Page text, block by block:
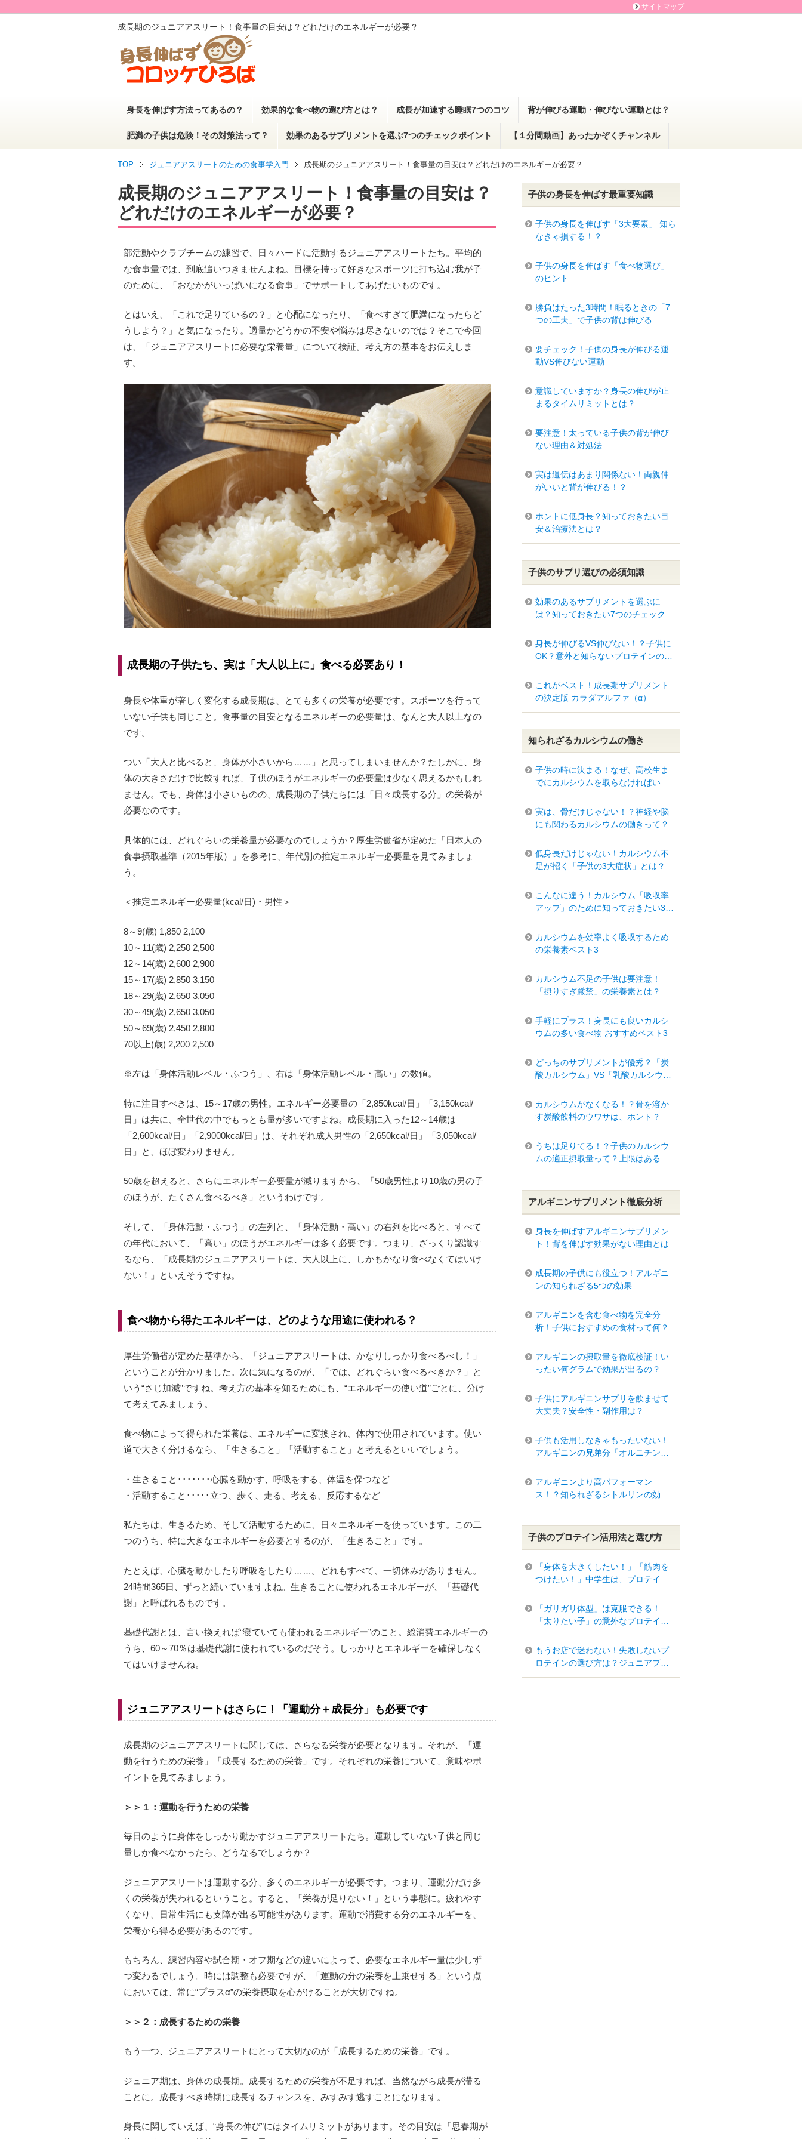
成長期のジュニアアスリート！食事量の目安は？どれだけのエネルギーが必要？
身長を伸ばす方法ってあるの？ 効果的な食べ物の選び方とは？ 成長が加速する睡眠7つのコツ 背が伸びる運動・伸びない運動とは？
肥満の子供は危険！その対策法って？ 効果のあるサプリメントを選ぶ7つのチェックポイント 【１分間動画】あったかぞくチャンネル
TOP ジュニアアスリートのための食事学入門 成長期のジュニアアスリート！食事量の目安は？どれだけのエネルギーが必要？
成長期のジュニアアスリート！食事量の目安は？
どれだけのエネルギーが必要？
部活動やクラブチームの練習で、日々ハードに活動するジュニアアスリートたち。平均的
な食事量では、到底追いつきませんよね。目標を持って好きなスポーツに打ち込む我が子
のために、「おなかがいっぱいになる食事」でサポートしてあげたいものです。
とはいえ、「これで足りているの？」と心配になったり、「食べすぎて肥満になったらど
うしよう？」と気になったり。適量かどうかの不安や悩みは尽きないのでは？そこで今回
は、「ジュニアアスリートに必要な栄養量」について検証。考え方の基本をお伝えしま
す。
成長期の子供たち、実は「大人以上に」食べる必要あり！
身長や体重が著しく変化する成長期は、とても多くの栄養が必要です。スポーツを行って
いない子供も同じこと。食事量の目安となるエネルギーの必要量は、なんと大人以上なの
です。
つい「大人と比べると、身体が小さいから……」と思ってしまいませんか？たしかに、身
体の大きさだけで比較すれば、子供のほうがエネルギーの必要量は少なく思えるかもしれ
ません。でも、身体は小さいものの、成長期の子供たちには「日々成長する分」の栄養が
必要なのです。
具体的には、どれぐらいの栄養量が必要なのでしょうか？厚生労働省が定めた「日本人の
食事摂取基準（2015年版）」を参考に、年代別の推定エネルギー必要量を見てみましょ
う。
＜推定エネルギー必要量(kcal/日)・男性＞
8～9(歳) 1,850 2,100
10～11(歳) 2,250 2,500
12～14(歳) 2,600 2,900
15～17(歳) 2,850 3,150
18～29(歳) 2,650 3,050
30～49(歳) 2,650 3,050
50～69(歳) 2,450 2,800
70以上(歳) 2,200 2,500
※左は「身体活動レベル・ふつう」、右は「身体活動レベル・高い」の数値。
特に注目すべきは、15～17歳の男性。エネルギー必要量の「2,850kcal/日」「3,150kcal/
日」は共に、全世代の中でもっとも量が多いですよね。成長期に入った12～14歳は
「2,600kcal/日」「2,9000kcal/日」は、それぞれ成人男性の「2,650kcal/日」「3,050kcal/
日」と、ほぼ変わりません。
50歳を超えると、さらにエネルギー必要量が減りますから、「50歳男性より10歳の男の子
のほうが、たくさん食べるべき」というわけです。
そして、「身体活動・ふつう」の左列と、「身体活動・高い」の右列を比べると、すべて
の年代において、「高い」のほうがエネルギーは多く必要です。つまり、ざっくり認識す
るなら、「成長期のジュニアアスリートは、大人以上に、しかもかなり食べなくてはいけ
ない！」といえそうですね。
食べ物から得たエネルギーは、どのような用途に使われる？
厚生労働省が定めた基準から、「ジュニアアスリートは、かなりしっかり食べるべし！」
ということが分かりました。次に気になるのが、「では、どれぐらい食べるべきか？」と
いう“さじ加減”ですね。考え方の基本を知るためにも、“エネルギーの使い道”ごとに、分け
て考えてみましょう。
食べ物によって得られた栄養は、エネルギーに変換され、体内で使用されています。使い
道で大きく分けるなら、「生きること」「活動すること」と考えるといいでしょう。
・生きること･･･････心臓を動かす、呼吸をする、体温を保つなど
・活動すること･････立つ、歩く、走る、考える、反応するなど
私たちは、生きるため、そして活動するために、日々エネルギーを使っています。この二
つのうち、特に大きなエネルギーを必要とするのが、「生きること」です。
たとえば、心臓を動かしたり呼吸をしたり……。どれもすべて、一切休みがありません。
24時間365日、ずっと続いていますよね。生きることに使われるエネルギーが、「基礎代
謝」と呼ばれるものです。
基礎代謝とは、言い換えれば“寝ていても使われるエネルギー”のこと。総消費エネルギーの
うち、60～70％は基礎代謝に使われているのだそう。しっかりとエネルギーを確保しなく
てはいけませんね。
ジュニアアスリートはさらに！「運動分＋成長分」も必要です
成長期のジュニアアスリートに関しては、さらなる栄養が必要となります。それが、「運
動を行うための栄養」「成長するための栄養」です。それぞれの栄養について、意味やポ
イントを見てみましょう。
＞＞１：運動を行うための栄養
毎日のように身体をしっかり動かすジュニアアスリートたち。運動していない子供と同じ
量しか食べなかったら、どうなるでしょうか？
ジュニアアスリートは運動する分、多くのエネルギーが必要です。つまり、運動分だけ多
くの栄養が失われるということ。すると、「栄養が足りない！」という事態に。疲れやす
くなり、日常生活にも支障が出る可能性があります。運動で消費する分のエネルギーを、
栄養から得る必要があるのです。
もちろん、練習内容や試合期・オフ期などの違いによって、必要なエネルギー量は少しず
つ変わるでしょう。時には調整も必要ですが、「運動の分の栄養を上乗せする」という点
においては、常に“プラスα”の栄養摂取を心がけることが大切ですね。
＞＞２：成長するための栄養
もう一つ、ジュニアアスリートにとって大切なのが「成長するための栄養」です。
ジュニア期は、身体の成長期。成長するための栄養が不足すれば、当然ながら成長が滞る
ことに。成長すべき時期に成長するチャンスを、みすみす逃すことになります。
身長に関していえば、“身長の伸び”にはタイムリミットがあります。その目安は「思春期が
子供の身長を伸ばす最重要知識
子供の身長を伸ばす「3大要素」 知ら
なきゃ損する！？
子供の身長を伸ばす「食べ物選び」
のヒント
勝負はたった3時間！眠るときの「7
つの工夫」で子供の背は伸びる
要チェック！子供の身長が伸びる運
動VS伸びない運動
意識していますか？身長の伸びが止
まるタイムリミットとは？
要注意！太っている子供の背が伸び
ない理由＆対処法
実は遺伝はあまり関係ない！両親仲
がいいと背が伸びる！？
ホントに低身長？知っておきたい目
安＆治療法とは？
子供のサプリ選びの必須知識
効果のあるサプリメントを選ぶに
は？知っておきたい7つのチェックポ
身長が伸びるVS伸びない！？子供に
OK？意外と知らないプロテインの真
これがベスト！成長期サプリメント
の決定版 カラダアルファ（α）
知られざるカルシウムの働き
子供の時に決まる！なぜ、高校生ま
でにカルシウムを取らなければいけ
実は、骨だけじゃない！？神経や脳
にも関わるカルシウムの働きって？
低身長だけじゃない！カルシウム不
足が招く「子供の3大症状」とは？
こんなに違う！カルシウム「吸収率
アップ」のために知っておきたい3つ
カルシウムを効率よく吸収するため
の栄養素ベスト3
カルシウム不足の子供は要注意！
「摂りすぎ厳禁」の栄養素とは？
手軽にプラス！身長にも良いカルシ
ウムの多い食べ物 おすすめベスト3
どっちのサプリメントが優秀？「炭
酸カルシウム」VS「乳酸カルシウ
カルシウムがなくなる！？骨を溶か
す炭酸飲料のウワサは、ホント？
うちは足りてる！？子供のカルシウ
ムの適正摂取量って？上限はある
の？
アルギニンサプリメント徹底分析
身長を伸ばすアルギニンサプリメン
ト！背を伸ばす効果がない理由とは
成長期の子供にも役立つ！アルギニ
ンの知られざる5つの効果
アルギニンを含む食べ物を完全分
析！子供におすすめの食材って何？
アルギニンの摂取量を徹底検証！い
ったい何グラムで効果が出るの？
子供にアルギニンサプリを飲ませて
大丈夫？安全性・副作用は？
子供も活用しなきゃもったいない！
アルギニンの兄弟分「オルニチン」
アルギニンより高パフォーマン
ス！？知られざるシトルリンの効果
って？
子供のプロテイン活用法と選び方
「身体を大きくしたい！」「筋肉を
つけたい！」中学生は、プロテイン
「ガリガリ体型」は克服できる！
「太りたい子」の意外なプロテイン
もうお店で迷わない！失敗しないプ
ロテインの選び方は？ジュニアプロ
テインはどう違うの？
サイトマップ